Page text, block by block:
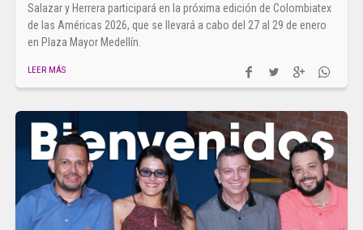
Salazar y Herrera participará en la próxima edición de Colombiatex
de las Américas 2026, que se llevará a cabo del 27 al 29 de enero
en Plaza Mayor Medellín.
LEER MÁS